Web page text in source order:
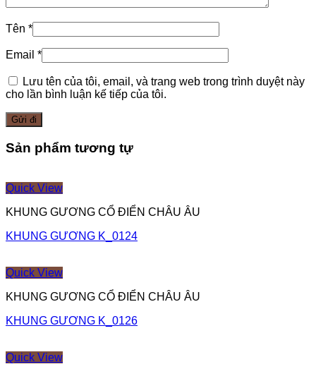
Tên *
Email *
Lưu tên của tôi, email, và trang web trong trình duyệt này
cho lần bình luận kế tiếp của tôi.
Sản phẩm tương tự
Quick View
KHUNG GƯƠNG CỔ ĐIỂN CHÂU ÂU
KHUNG GƯƠNG K_0124
Quick View
KHUNG GƯƠNG CỔ ĐIỂN CHÂU ÂU
KHUNG GƯƠNG K_0126
Quick View